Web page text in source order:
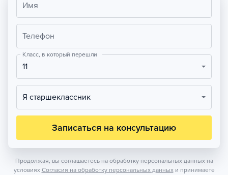
Имя
Телефон
Класс, в который перешли
11
Я старшеклассник
Записаться на консультацию
Продолжая, вы соглашаетесь на обработку персональных данных на
условиях Согласия на обработку персональных данных и принимаете